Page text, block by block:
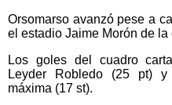
Orsomarso avanzó pese a
el estadio Jaime Morón de
Los goles del cuadro
Leyder Robledo (25 pt)
máxima (17 st).